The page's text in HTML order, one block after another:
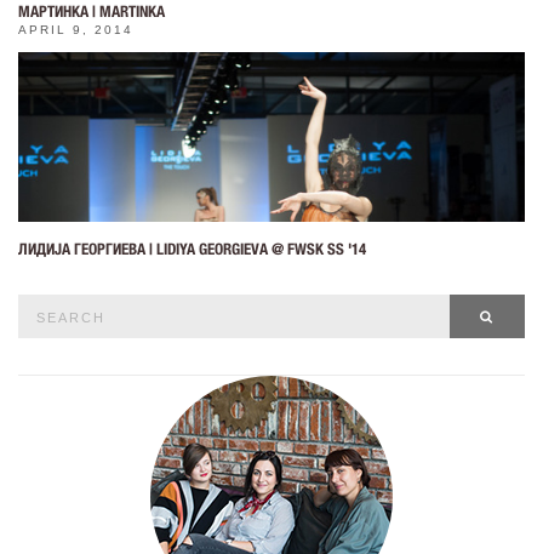
МАРТИНКА | MARTINKA
APRIL 9, 2014
ЛИДИЈА ГЕОРГИЕВА | LIDIYA GEORGIEVA @ FWSK SS '14